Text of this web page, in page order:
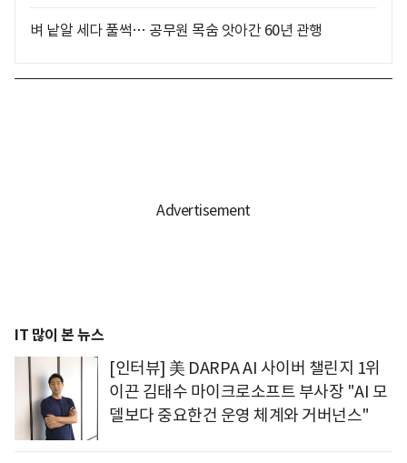
벼 낱알 세다 풀썩… 공무원 목숨 앗아간 60년 관행
IT 많이 본 뉴스
[인터뷰] 美 DARPA AI 사이버 챌린지 1위
이끈 김태수 마이크로소프트 부사장 "AI 모
델보다 중요한건 운영 체계와 거버넌스"